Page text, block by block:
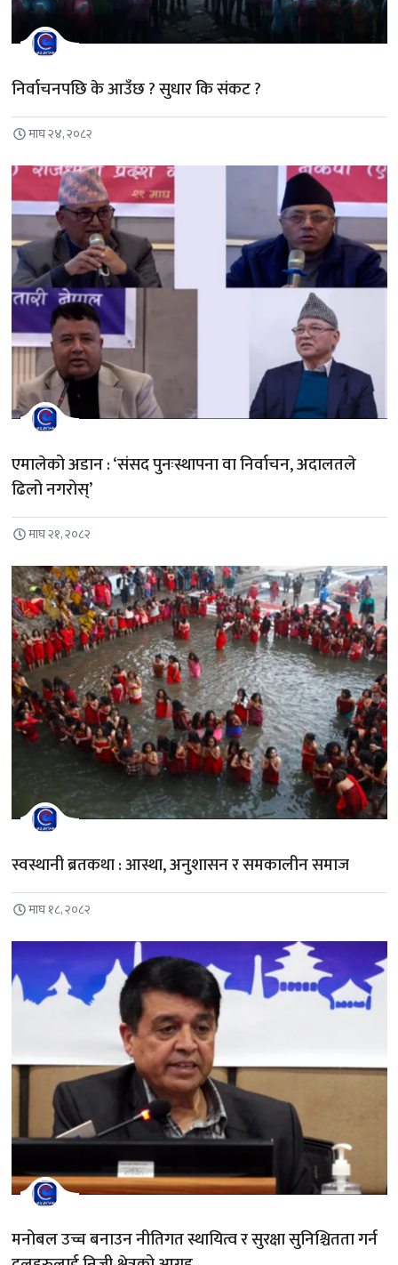
निर्वाचनपछि के आउँछ ? सुधार कि संकट ?
माघ २४, २०८२
एमालेको अडान : ‘संसद पुनःस्थापना वा निर्वाचन, अदालतले
ढिलो नगरोस्’
माघ २१, २०८२
स्वस्थानी ब्रतकथा : आस्था, अनुशासन र समकालीन समाज
माघ १८, २०८२
मनोबल उच्च बनाउन नीतिगत स्थायित्व र सुरक्षा सुनिश्चितता गर्न